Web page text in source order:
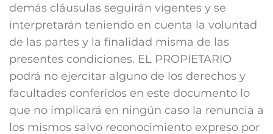
demás cláusulas seguirán vigentes y se
interpretarán teniendo en cuenta la voluntad
de las partes y la finalidad misma de las
presentes condiciones. EL PROPIETARIO
podrá no ejercitar alguno de los derechos y
facultades conferidos en este documento lo
que no implicará en ningún caso la renuncia a
los mismos salvo reconocimiento expreso por